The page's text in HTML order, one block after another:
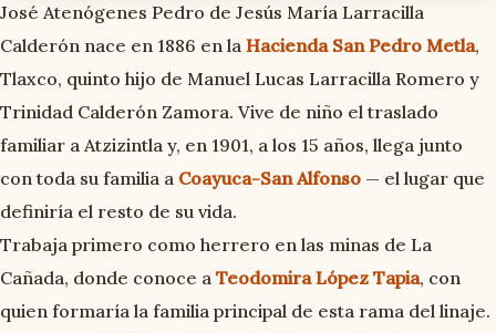
José Atenógenes Pedro de Jesús María Larracilla
Calderón nace en 1886 en la Hacienda San Pedro Metla,
Tlaxco, quinto hijo de Manuel Lucas Larracilla Romero y
Trinidad Calderón Zamora. Vive de niño el traslado
familiar a Atzizintla y, en 1901, a los 15 años, llega junto
con toda su familia a Coayuca-San Alfonso — el lugar que
definiría el resto de su vida.
Trabaja primero como herrero en las minas de La
Cañada, donde conoce a Teodomira López Tapia, con
quien formaría la familia principal de esta rama del linaje.